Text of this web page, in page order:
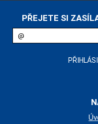
PŘEJETE SI